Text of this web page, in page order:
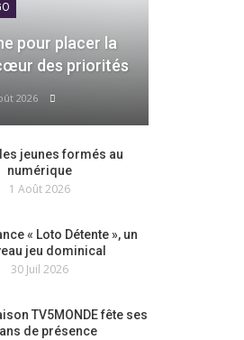
pour placer la
des priorités
2026
jeunes formés au
numérique
1 Août 2026
« Loto Détente », un
jeu dominical
30 Juil 2026
TV5MONDE fête ses
de présence